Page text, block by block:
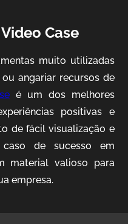
Case
muito utilizadas
angariar recursos de
é um dos melhores
positivas e
de fácil visualização e
caso de sucesso em
material valioso para
empresa.